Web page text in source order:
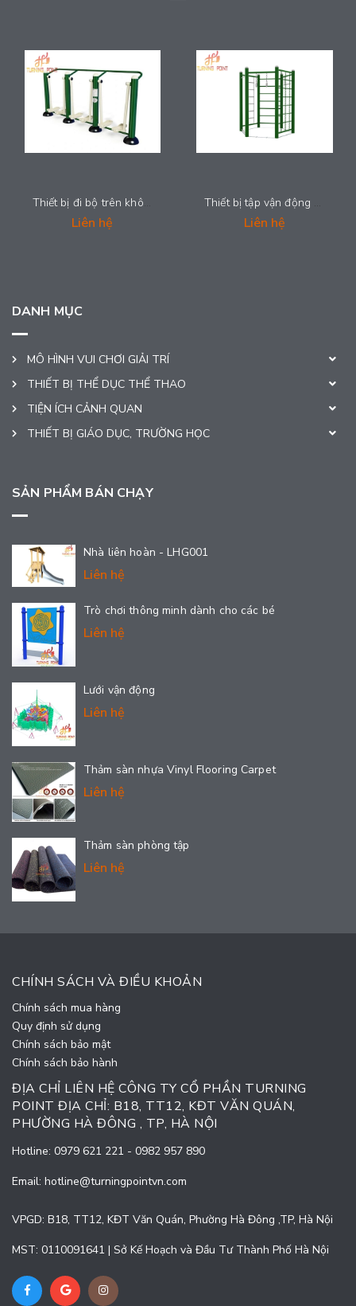
Thiết bị đi bộ trên không ba - T-Fit2039
Liên hệ
Thiết bị tập vận động đa năng - T-Fit2038
Liên hệ
DANH MỤC
MÔ HÌNH VUI CHƠI GIẢI TRÍ
THIẾT BỊ THỂ DỤC THỂ THAO
TIỆN ÍCH CẢNH QUAN
THIẾT BỊ GIÁO DỤC, TRƯỜNG HỌC
SẢN PHẨM BÁN CHẠY
Nhà liên hoàn - LHG001
Liên hệ
Trò chơi thông minh dành cho các bé
Liên hệ
Lưới vận động
Liên hệ
Thảm sàn nhựa Vinyl Flooring Carpet
Liên hệ
Thảm sàn phòng tập
Liên hệ
CHÍNH SÁCH VÀ ĐIỀU KHOẢN
Chính sách mua hàng
Quy định sử dụng
Chính sách bảo mật
Chính sách bảo hành
ĐỊA CHỈ LIÊN HỆ CÔNG TY CỔ PHẦN TURNING
POINT ĐỊA CHỈ: B18, TT12, KĐT VĂN QUÁN,
PHƯỜNG HÀ ĐÔNG , TP, HÀ NỘI
Hotline: 0979 621 221 - 0982 957 890
Email: hotline@turningpointvn.com
VPGD: B18, TT12, KĐT Văn Quán, Phường Hà Đông ,TP, Hà Nội
MST: 0110091641 | Sở Kế Hoạch và Đầu Tư Thành Phố Hà Nội